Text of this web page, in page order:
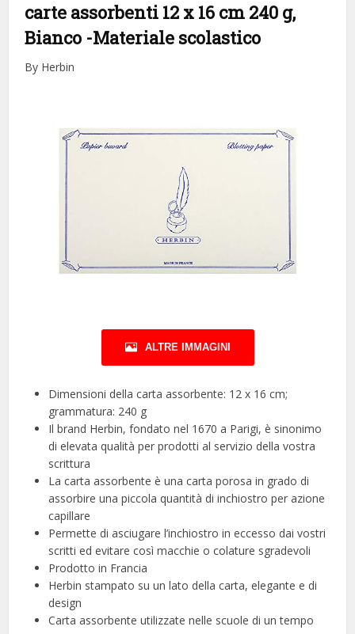
carte assorbenti 12 x 16 cm 240 g,
Bianco -Materiale scolastico
By Herbin
ALTRE IMMAGINI
Dimensioni della carta assorbente: 12 x 16 cm;
grammatura: 240 g
Il brand Herbin, fondato nel 1670 a Parigi, è sinonimo
di elevata qualità per prodotti al servizio della vostra
scrittura
La carta assorbente è una carta porosa in grado di
assorbire una piccola quantità di inchiostro per azione
capillare
Permette di asciugare l’inchiostro in eccesso dai vostri
scritti ed evitare così macchie o colature sgradevoli
Prodotto in Francia
Herbin stampato su un lato della carta, elegante e di
design
Carta assorbente utilizzate nelle scuole di un tempo